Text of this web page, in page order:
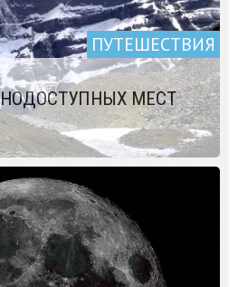
ПУТЕШЕСТВИЯ
МЕСТ